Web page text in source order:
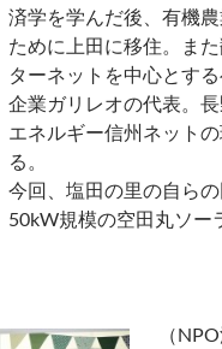
済学を学んだ後、有機
ために上田に移住。ま
ターネットを中心とす
企業ガリレオの代表。
エネルギー信州ネット
る。
今回、塩田の里の自ら
50kW規模の空田丸ソー
（